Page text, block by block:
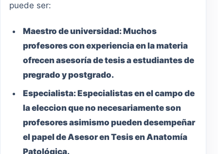
puede ser:
Maestrode universidad:Muchos
profesores con experiencia en la materia
ofrecen asesoría de tesis a estudiantes de
pregrado y postgrado.
Especialista:Especialistas en el campo de
la eleccion que no necesariamente son
profesores asimismo pueden desempeñar
el papel de Asesor en Tesis en Anatomía
Patológica.